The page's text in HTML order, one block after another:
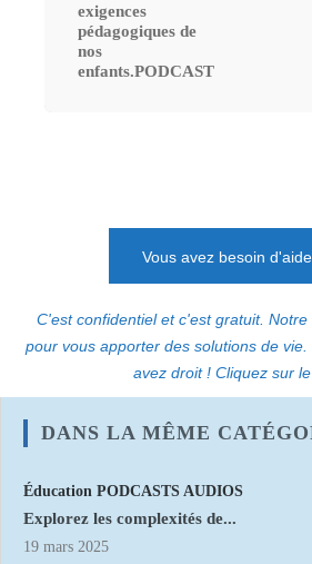
exigences
pédagogiques de
nos
enfants.PODCAST
Vous avez besoin
C'est confidentiel et c'est gratuit.
pour vous apporter des solutions de
avez droit ! Cliquez sur
DANS LA MÊME
Éducation PODCASTS AUDIOS
Explorez les complexités de...
19 mars 2025